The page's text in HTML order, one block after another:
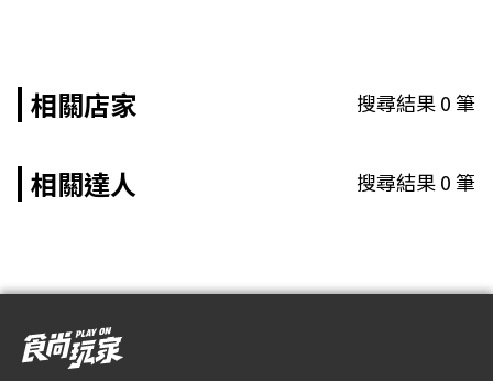
相關店家 搜尋結果0筆
相關達人 搜尋結果0筆